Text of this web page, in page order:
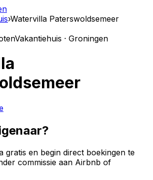
›Watervilla Paterswoldsemeer
Vakantiehuis · Groningen
gratis en begin direct boekingen te
commissie aan Airbnb of